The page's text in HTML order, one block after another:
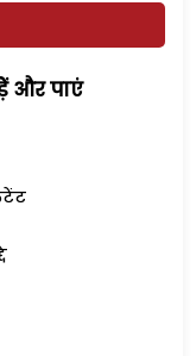
और पाएं